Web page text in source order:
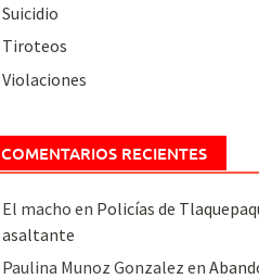
Suicidio
Tiroteos
Violaciones
COMENTARIOS RECIENTES
El macho en Policías de
asaltante
Paulina Munoz Gonzalez en